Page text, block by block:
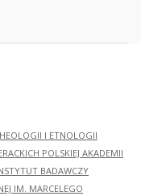
I ETNOLOGII
POLSKIEJ AKADEMII
BADAWCZY
IM. MARCELEGO